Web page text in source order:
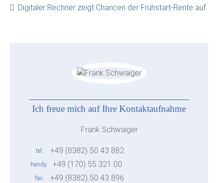
Digitaler Rechner zeigt Chancen der Frühstart-Rente auf
Ich freue mich auf Ihre Kontaktaufnahme
Frank Schwaiger
tel +49 (8382) 50 43 882
handy +49 (170) 55 321 00
fax +49 (8382) 50 43 896